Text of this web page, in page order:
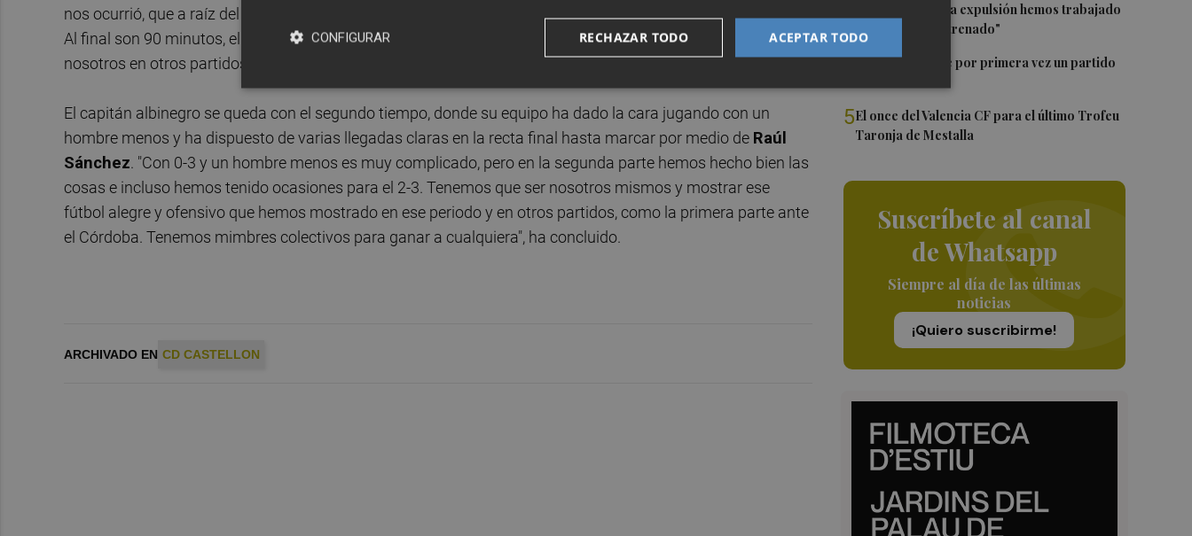
Pepelu: "Hasta la expulsión hemos trabajado
como hemos entrenado"
4Kiat Lim preside por primera vez un partido
5El once del Valencia CF para el último Trofeu
Taronja de Mestalla
Suscríbete al canal
de Whatsapp
Siempre al día de las últimas
noticias
¡Quiero suscribirme!
nos ocurrió, que a raíz del gol que nos marcaron pronto en la segunda parte el equipo se vino un poco atrás.
Al final son 90 minutos, el rival también juega y aunque sea un gol lo puedes remontar, como hemos hecho
nosotros en otros partidos", ha subrayado.
El capitán albinegro se queda con el segundo tiempo, donde su equipo ha dado la cara jugando con un
hombre menos y ha dispuesto de varias llegadas claras en la recta final hasta marcar por medio de Raúl
Sánchez. "Con 0-3 y un hombre menos es muy complicado, pero en la segunda parte hemos hecho bien las
cosas e incluso hemos tenido ocasiones para el 2-3. Tenemos que ser nosotros mismos y mostrar ese
fútbol alegre y ofensivo que hemos mostrado en ese periodo y en otros partidos, como la primera parte ante
el Córdoba. Tenemos mimbres colectivos para ganar a cualquiera", ha concluido.
ARCHIVADO EN CD CASTELLON
ACEPTAR TODO
RECHAZAR TODO
CONFIGURAR